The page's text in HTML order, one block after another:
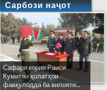
Сарбози наҷот
Сафари кории Раиси
Кумитаи ҳолатҳои
фавқулодда ба вилояти...